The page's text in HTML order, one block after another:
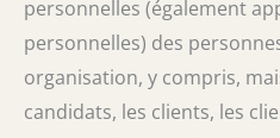
personnelles (également
personnelles) des
organisation, y compris,
candidats, les clients, les